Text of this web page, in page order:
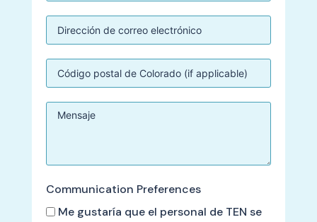
Communication Preferences
Me gustaría que el personal de TEN se